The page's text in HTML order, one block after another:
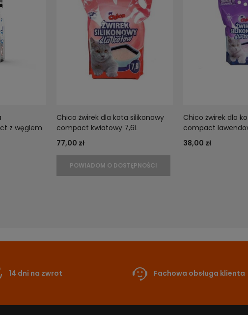
z węglem
Chico żwirek dla kota silikonowy
compact kwiatowy 7,6L
77,00 zł
POWIADOM O DOSTĘPNOŚCI
Chico żwirek dla
compact
38,00 zł
14 dni na zwrot Fachowa obsługa klienta